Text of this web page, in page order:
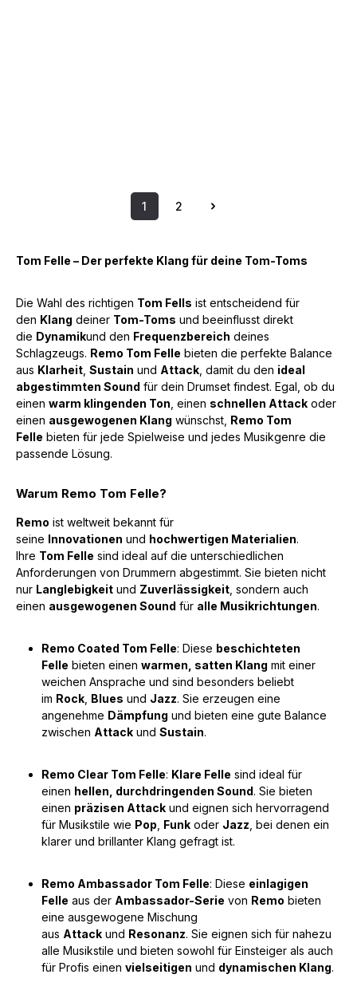
Seite
1
Seite
2
Tom Felle – Der perfekte Klang für deine Tom-Toms
Die Wahl des richtigen Tom Fells ist entscheidend für
den Klang deiner Tom-Toms und beeinflusst direkt
die Dynamikund den Frequenzbereich deines
Schlagzeugs. Remo Tom Felle bieten die perfekte Balance
aus Klarheit Sustain und Attack , damit du den ideal
abgestimmten Sound für dein Drumset findest. Egal, ob du
einen warm klingenden Ton , einen schnellen Attack oder
einen ausgewogenen Klang wünschst, Remo Tom
Felle bieten für jede Spielweise und jedes Musikgenre die
passende Lösung.
Warum Remo Tom Felle?
Remo ist weltweit bekannt für
seine Innovationen und hochwertigen Materialien.
Ihre Tom Felle sind ideal auf die unterschiedlichen
Anforderungen von Drummern abgestimmt. Sie bieten nicht
nur Langlebigkeit und Zuverlässigkeit , sondern auch
einen ausgewogenen Sound für alle Musikrichtungen.
Remo Coated Tom Felle: Diese beschichteten
Felle bieten einen warmen, satten Klang mit einer
weichen Ansprache und sind besonders beliebt
im Rock Blues und Jazz. Sie erzeugen eine
angenehme Dämpfung und bieten eine gute Balance
zwischen Attack und Sustain.
Remo Clear Tom Felle: Klare Felle sind ideal für
einen hellen, durchdringenden Sound. Sie bieten
einen präzisen Attack und eignen sich hervorragend
für Musikstile wie Pop Funk oder Jazz , bei denen ein
klarer und brillanter Klang gefragt ist.
Remo Ambassador Tom Felle: Diese einlagigen
Felle aus der Ambassador-Serie von Remo bieten
eine ausgewogene Mischung
aus Attack und Resonanz. Sie eignen sich für nahezu
alle Musikstile und bieten sowohl für Einsteiger als auch
für Profis einen vielseitigen und dynamischen Klang.